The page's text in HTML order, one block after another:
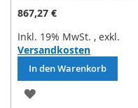
867,27 €
Inkl. 19% MwSt. , exkl.
Versandkosten
In den Warenkorb
ZUR